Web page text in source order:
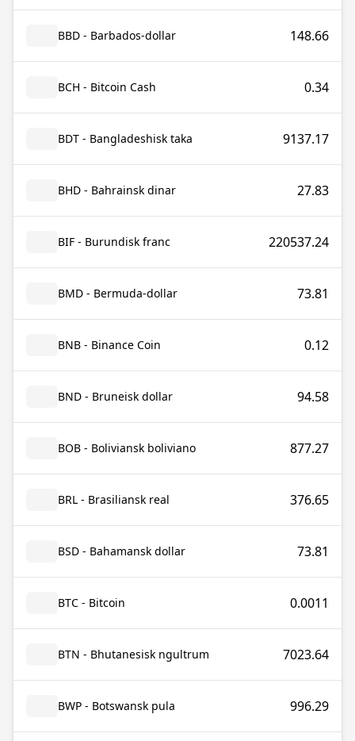
BBD - Barbados-dollar 148.66
BCH - Bitcoin Cash 0.34
BDT - Bangladeshisk taka 9137.17
BHD - Bahrainsk dinar 27.83
BIF - Burundisk franc 220537.24
BMD - Bermuda-dollar 73.81
BNB - Binance Coin 0.12
BND - Bruneisk dollar 94.58
BOB - Boliviansk boliviano 877.27
BRL - Brasiliansk real 376.65
BSD - Bahamansk dollar 73.81
BTC - Bitcoin 0.0011
BTN - Bhutanesisk ngultrum 7023.64
BWP - Botswansk pula 996.29